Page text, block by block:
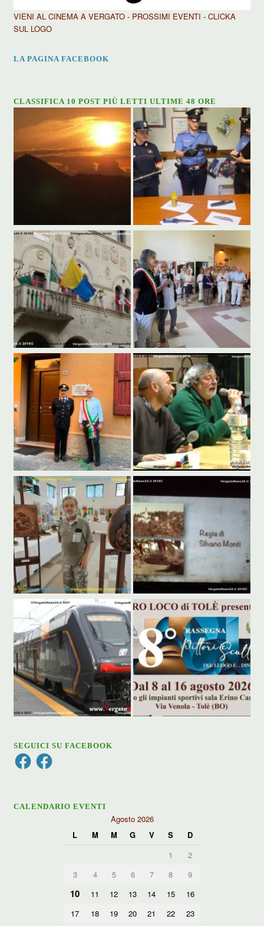
VIENI AL CINEMA A VERGATO - PROSSIMI EVENTI - CLICKA
SUL LOGO
LA PAGINA FACEBOOK
CLASSIFICA 10 POST PIÙ LETTI ULTIME 48 ORE
SEGUICI SU FACEBOOK
FacebookFacebook
CALENDARIO EVENTI
Agosto 2026
L
M M G V S
D
1
2
3
4 5 6 7 8 9
10 11 12 13 14 15
16
17
18 19 20 21 22
23